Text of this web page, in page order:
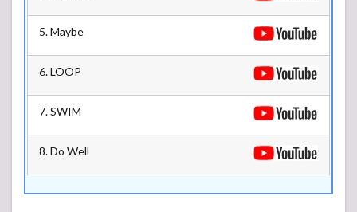
5. Maybe
6. LOOP
7. SWIM
8. Do Well